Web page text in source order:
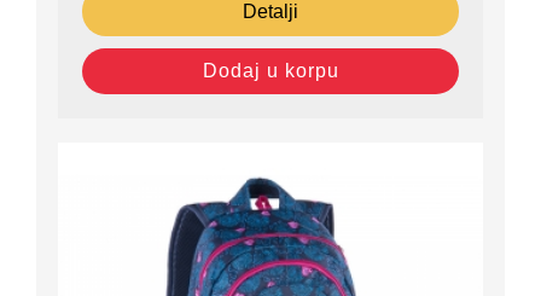
Detalji
Dodaj u korpu